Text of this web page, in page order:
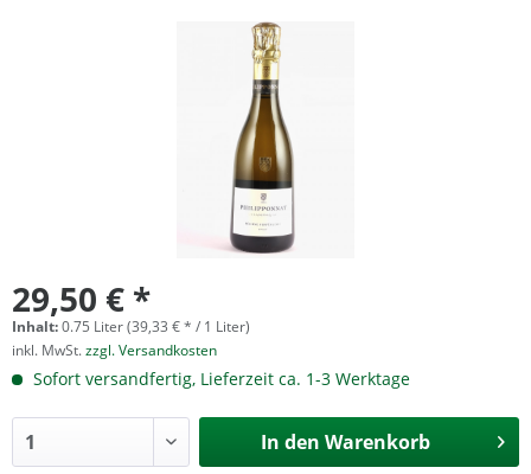
29,50 € *
Inhalt:0.75 Liter (39,33 € * / 1 Liter)
inkl. MwSt.zzgl. Versandkosten
Sofort versandfertig, Lieferzeit ca. 1-3 Werktage
In den Warenkorb